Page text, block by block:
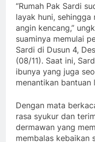
“Rumah Pak Sardi
layak huni,
angin kencang,”
suaminya memulai
Sardi di Dusun 4,
(08/11). Saat ini,
ibunya yang juga
menantikan bantuan
Dengan mata
rasa syukur dan
dermawan yang
membalas kebaikan